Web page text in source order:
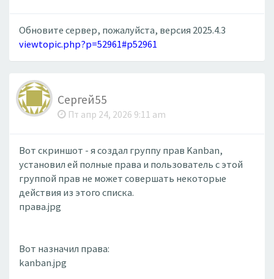
Обновите сервер, пожалуйста, версия 2025.4.3
viewtopic.php?p=52961#p52961
Сергей55
Пт апр 24, 2026 9:11 am
Вот скриншот - я создал группу прав Kanban,
установил ей полные права и пользователь с этой
группой прав не может совершать некоторые
действия из этого списка.
права.jpg
Вот назначил права:
kanban.jpg